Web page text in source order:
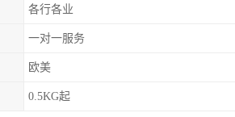
各行各业
一对一服务
欧美
0.5KG起